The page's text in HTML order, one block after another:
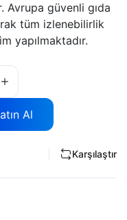
Avrupa güvenli gıda
tüm izlenebilirlik
yapılmaktadır.
Al
Karşılaştır